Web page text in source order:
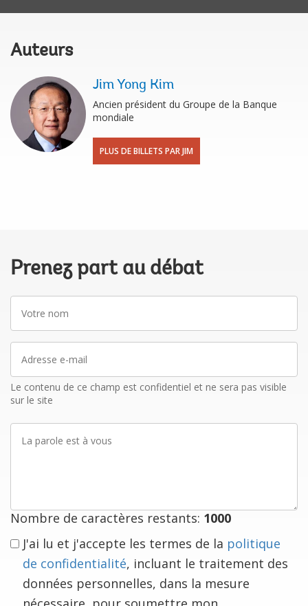
Auteurs
Jim Yong Kim
Ancien président du Groupe de la Banque
mondiale
PLUS DE BILLETS PAR JIM
Prenez part au débat
nom
mail
Le contenu de ce champ est confidentiel et ne sera pas visible
sur le site
parole
Nombre de caractères restants: 1000
J'ai lu et j'accepte les termes de la politique
de confidentialité, incluant le traitement des
données personnelles, dans la mesure